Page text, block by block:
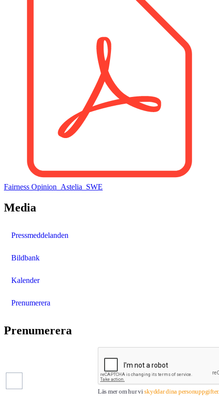
Fairness Opinion_Astelia_SWE
Media
Pressmeddelanden
Bildbank
Kalender
Prenumerera
Prenumerera
Läs mer om hur viskyddar dina personuppgifter.